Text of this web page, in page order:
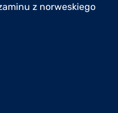
z norweskiego